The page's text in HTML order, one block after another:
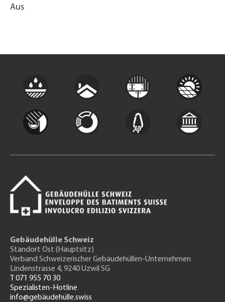
Aus
Gebäudehülle Schweiz
Standort Ost (Hauptsitz)
Verband Schweizerischer Gebäudehüllen-Unternehmen
Lindenstrasse 4, 9240 Uzwil SG
T 071 955 70 30
Spezialisten-Hotline
info@gebäudehülle.swiss